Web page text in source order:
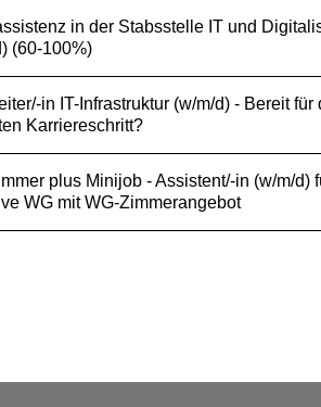
in der Stabsstelle IT und
(60-100%)
in IT-Infrastruktur (w/m/d) - Bereit für
Karriereschritt?
plus Minijob - Assistent/-in (w/m/d)
WG mit WG-Zimmerangebot